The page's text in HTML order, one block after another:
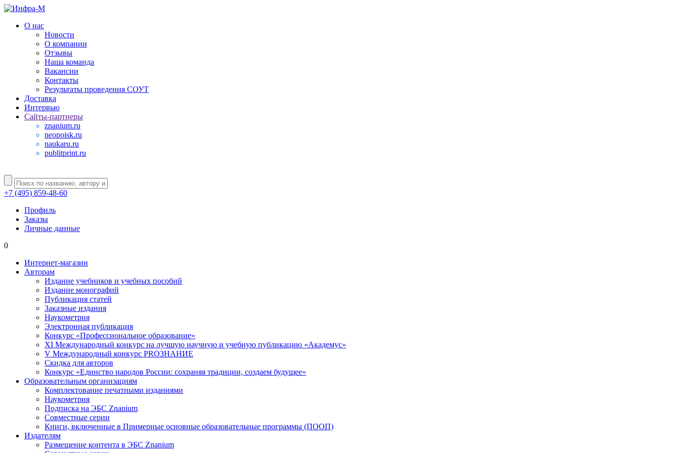
О нас
Новости
О компании
Отзывы
Наша команда
Вакансии
Контакты
Результаты проведения СОУТ
Доставка
Интервью
Сайты-партнеры
znanium.ru
neopoisk.ru
naukaru.ru
publitprint.ru
+7 (495) 859-48-60
Профиль
Заказы
Личные данные
0
Интернет-магазин
Авторам
Издание учебников и учебных пособий
Издание монографий
Публикация статей
Заказные издания
Наукометрия
Электронная публикация
Конкурс «Профессиональное образование»
XI Международный конкурс на лучшую научную и учебную публикацию «Академус»
V Международный конкурс PROЗНАНИЕ
Скидка для авторов
Конкурс «Единство народов России: сохраняя традиции, создаем будущее»
Образовательным организациям
Комплектование печатными изданиями
Наукометрия
Подписка на ЭБС Znanium
Совместные серии
Книги, включенные в Примерные основные образовательные программы (ПООП)
Издателям
Размещение контента в ЭБС Znanium